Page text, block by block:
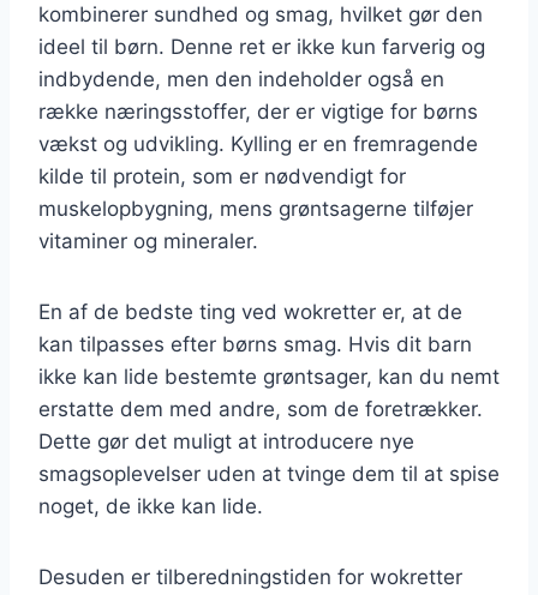
kombinerer sundhed og smag, hvilket gør den
ideel til børn. Denne ret er ikke kun farverig og
indbydende, men den indeholder også en
række næringsstoffer, der er vigtige for børns
vækst og udvikling. Kylling er en fremragende
kilde til protein, som er nødvendigt for
muskelopbygning, mens grøntsagerne tilføjer
vitaminer og mineraler.
En af de bedste ting ved wokretter er, at de
kan tilpasses efter børns smag. Hvis dit barn
ikke kan lide bestemte grøntsager, kan du nemt
erstatte dem med andre, som de foretrækker.
Dette gør det muligt at introducere nye
smagsoplevelser uden at tvinge dem til at spise
noget, de ikke kan lide.
Desuden er tilberedningstiden for wokretter